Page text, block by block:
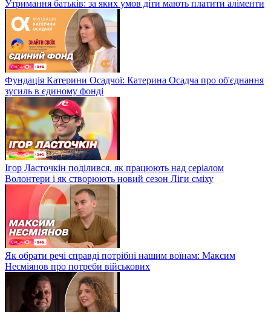
Утримання батьків: за яких умов діти мають платити аліменти
Фундація Катерини Осадчої: Катерина Осадча про об'єднання
зусиль в єдиному фонді
Ігор Ласточкін поділився, як працюють над серіалом
Волонтери і як створюють новий сезон Ліги сміху
Як обрати речі справді потрібні нашим воїнам: Максим
Несміянов про потреби військових